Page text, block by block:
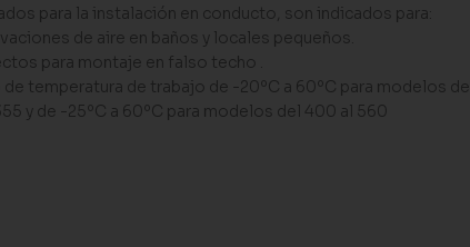
para la instalación en conducto, son indicados para:
de aire en baños y locales pequeños.
para montaje en falso techo .
de temperatura de trabajo de -20ºC a 60ºC para modelos de
y de -25ºC a 60ºC para modelos del 400 al 560